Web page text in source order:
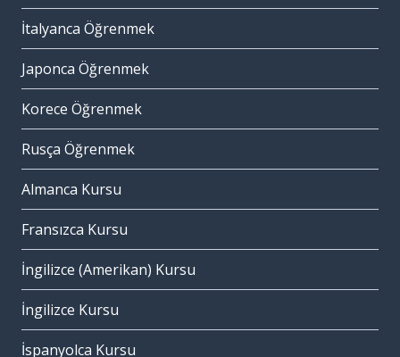
İtalyanca Öğrenmek
Japonca Öğrenmek
Korece Öğrenmek
Rusça Öğrenmek
Almanca Kursu
Fransızca Kursu
İngilizce (Amerikan) Kursu
İngilizce Kursu
İspanyolca Kursu